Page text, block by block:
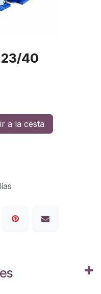
23/40
a la cesta